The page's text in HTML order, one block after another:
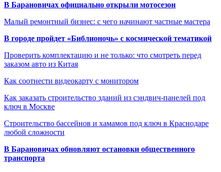
В Барановичах официально открыли мотосезон
Малый ремонтный бизнес: с чего начинают частные мастера
В городе пройдет «Библионочь» с космической тематикой
Проверить комплектацию и не только: что смотреть перед
заказом авто из Китая
Как соотнести видеокарту с монитором
Как заказать строительство зданий из сэндвич-панелей под
ключ в Москве
Строительство бассейнов и хамамов под ключ в Краснодаре
любой сложности
В Барановичах обновляют остановки общественного
транспорта